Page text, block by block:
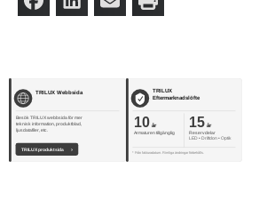
TRILUX Webbsida
Besök TRILUX webbsida för mer
teknisk information, produktblad,
ljusdatafiler, etc.
›
TRILUX produktsida
TRILUX
Eftermarknadslöfte
10 år
Armaturen tillgänglig
15 år
Reservdelar
LED • Driftdon • Optik
* Från fakturadatum. Rimliga ändringar förbehålls.